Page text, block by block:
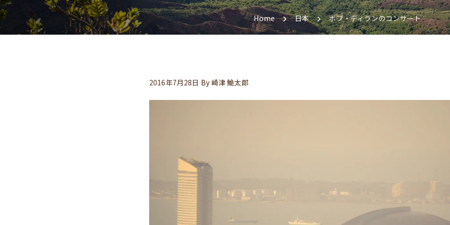
Home 日本 ボブ・ディランのコンサート
2016年7月28日 By 崎津 鮠太郎